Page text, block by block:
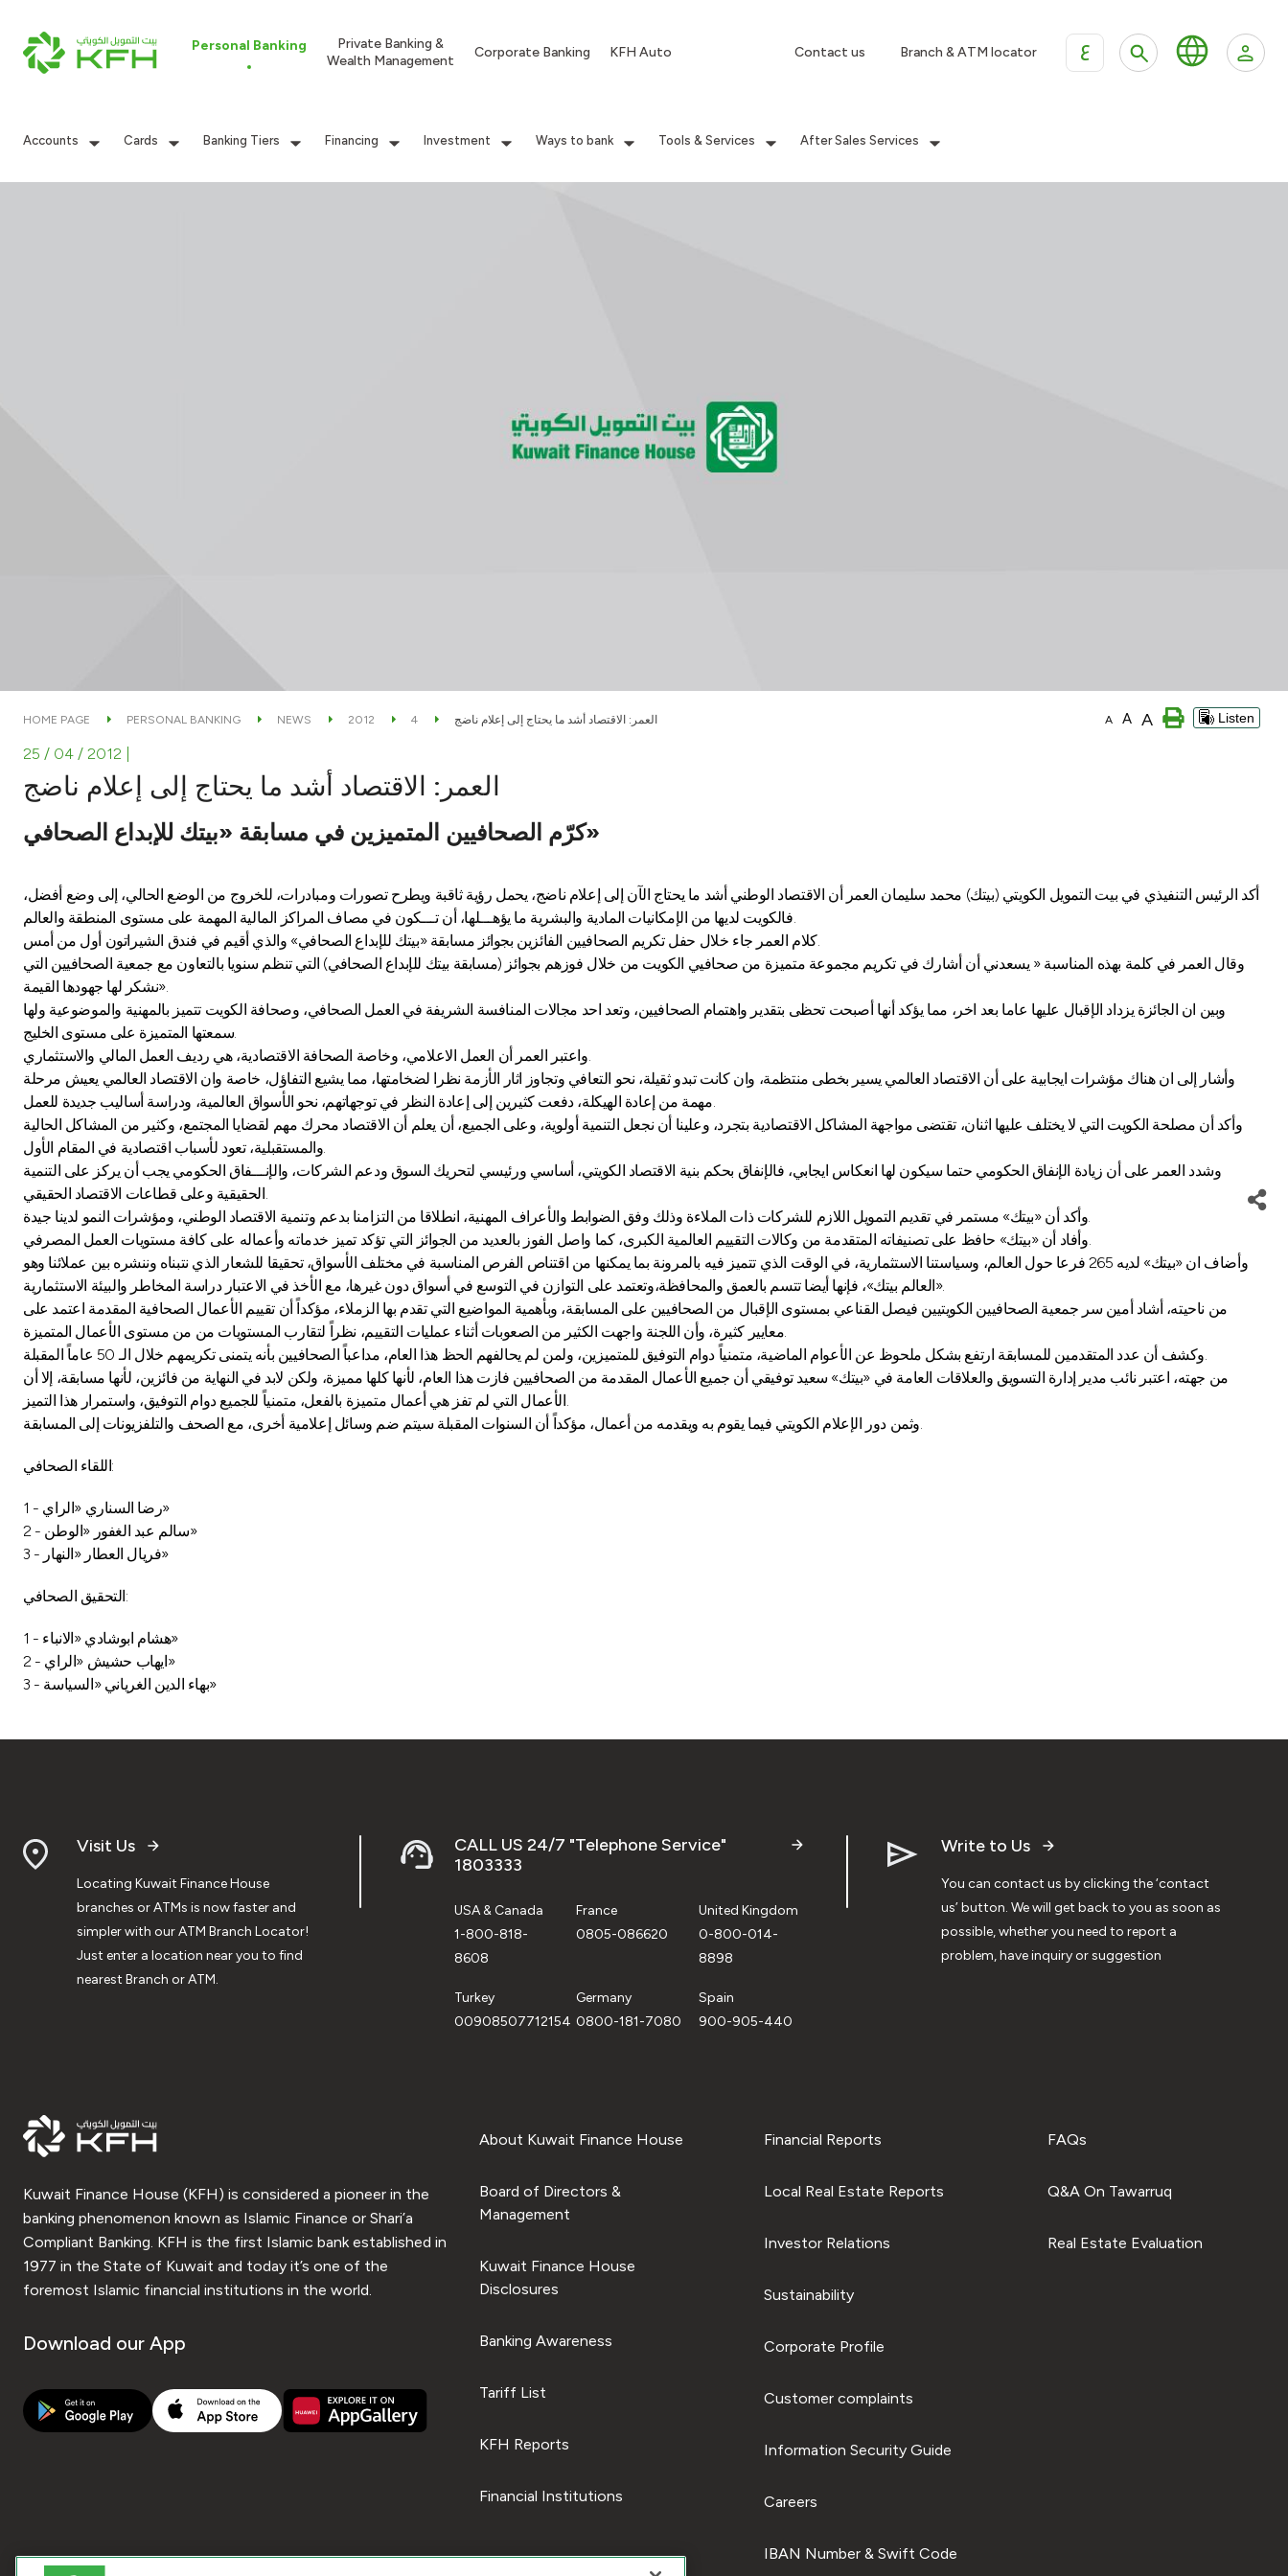
Personal Banking
Private Banking &
Wealth Management
Corporate Banking KFH Auto Contact us Branch & ATM locator ع
Accounts Cards Banking Tiers Financing Investment Ways to bank Tools & Services After Sales Services
HOME PAGE PERSONAL BANKING NEWS 2012 4 العمر: الاقتصاد أشد ما يحتاج إلى إعلام ناضج A A A Listen
25 / 04 / 2012
العمر: الاقتصاد أشد ما يحتاج إلى إعلام ناضج
كرّم الصحافيين المتميزين في مسابقة «بيتك للإبداع الصحافي»
أكد الرئيس التنفيذي في بيت التمويل الكويتي (بيتك) محمد سليمان العمر أن الاقتصاد الوطني أشد ما يحتاج الآن إلى إعلام ناضج، يحمل رؤية ثاقبة ويطرح تصورات ومبادرات، للخروج من الوضع الحالي، إلى وضع أفضل،
فالكويت لديها من الإمكانيات المادية والبشرية ما يؤهـــلها، أن تـــكون في مصاف المراكز المالية المهمة على مستوى المنطقة والعالم.
كلام العمر جاء خلال حفل تكريم الصحافيين الفائزين بجوائز مسابقة «بيتك للإبداع الصحافي» والذي أقيم في فندق الشيراتون أول من أمس.
وقال العمر في كلمة بهذه المناسبة « يسعدني أن أشارك في تكريم مجموعة متميزة من صحافيي الكويت من خلال فوزهم بجوائز (مسابقة بيتك للإبداع الصحافي) التي تنظم سنويا بالتعاون مع جمعية الصحافيين التي
نشكر لها جهودها القيمة».
وبين ان الجائزة يزداد الإقبال عليها عاما بعد اخر، مما يؤكد أنها أصبحت تحظى بتقدير واهتمام الصحافيين، وتعد احد مجالات المنافسة الشريفة في العمل الصحافي، وصحافة الكويت تتميز بالمهنية والموضوعية ولها
سمعتها المتميزة على مستوى الخليج.
واعتبر العمر أن العمل الاعلامي، وخاصة الصحافة الاقتصادية، هي رديف العمل المالي والاستثماري.
وأشار إلى ان هناك مؤشرات ايجابية على أن الاقتصاد العالمي يسير بخطى منتظمة، وان كانت تبدو ثقيلة، نحو التعافي وتجاوز اثار الأزمة نظرا لضخامتها، مما يشيع التفاؤل، خاصة وان الاقتصاد العالمي يعيش مرحلة
مهمة من إعادة الهيكلة، دفعت كثيرين إلى إعادة النظر في توجهاتهم، نحو الأسواق العالمية، ودراسة أساليب جديدة للعمل.
وأكد أن مصلحة الكويت التي لا يختلف عليها اثنان، تقتضى مواجهة المشاكل الاقتصادية بتجرد، وعلينا أن نجعل التنمية أولوية، وعلى الجميع، أن يعلم أن الاقتصاد محرك مهم لقضايا المجتمع، وكثير من المشاكل الحالية
والمستقبلية، تعود لأسباب اقتصادية في المقام الأول.
وشدد العمر على أن زيادة الإنفاق الحكومي حتما سيكون لها انعكاس ايجابي، فالإنفاق بحكم بنية الاقتصاد الكويتي، أساسي ورئيسي لتحريك السوق ودعم الشركات، والإنـــفاق الحكومي يجب أن يركز على التنمية
الحقيقية وعلى قطاعات الاقتصاد الحقيقي.
وأكد أن «بيتك» مستمر في تقديم التمويل اللازم للشركات ذات الملاءة وذلك وفق الضوابط والأعراف المهنية، انطلاقا من التزامنا بدعم وتنمية الاقتصاد الوطني، ومؤشرات النمو لدينا جيدة.
وأفاد أن «بيتك» حافظ على تصنيفاته المتقدمة من وكالات التقييم العالمية الكبرى، كما واصل الفوز بالعديد من الجوائز التي تؤكد تميز خدماته وأعماله على كافة مستويات العمل المصرفي.
وأضاف ان «بيتك» لديه 265 فرعا حول العالم، وسياستنا الاستثمارية، في الوقت الذي تتميز فيه بالمرونة بما يمكنها من اقتناص الفرص المناسبة في مختلف الأسواق، تحقيقا للشعار الذي نتبناه وننشره بين عملائنا وهو
«العالم بيتك»، فإنها أيضا تتسم بالعمق والمحافظة،وتعتمد على التوازن في التوسع في أسواق دون غيرها، مع الأخذ في الاعتبار دراسة المخاطر والبيئة الاستثمارية.
من ناحيته، أشاد أمين سر جمعية الصحافيين الكويتيين فيصل القناعي بمستوى الإقبال من الصحافيين على المسابقة، وبأهمية المواضيع التي تقدم بها الزملاء، مؤكداً أن تقييم الأعمال الصحافية المقدمة اعتمد على
معايير كثيرة، وأن اللجنة واجهت الكثير من الصعوبات أثناء عمليات التقييم، نظراً لتقارب المستويات من من مستوى الأعمال المتميزة.
وكشف أن عدد المتقدمين للمسابقة ارتفع بشكل ملحوظ عن الأعوام الماضية، متمنياً دوام التوفيق للمتميزين، ولمن لم يحالفهم الحظ هذا العام، مداعباً الصحافيين بأنه يتمنى تكريمهم خلال الـ 50 عاماً المقبلة.
من جهته، اعتبر نائب مدير إدارة التسويق والعلاقات العامة في «بيتك» سعيد توفيقي أن جميع الأعمال المقدمة من الصحافيين فازت هذا العام، لأنها كلها مميزة، ولكن لابد في النهاية من فائزين، لأنها مسابقة، إلا أن
الأعمال التي لم تفز هي أعمال متميزة بالفعل، متمنياً للجميع دوام التوفيق، واستمرار هذا التميز.
وثمن دور الإعلام الكويتي فيما يقوم به ويقدمه من أعمال، مؤكداً أن السنوات المقبلة سيتم ضم وسائل إعلامية أخرى، مع الصحف والتلفزيونات إلى المسابقة.
اللقاء الصحافي:
1 - رضا السناري «الراي»
2 - سالم عبد الغفور «الوطن»
3 - فريال العطار «النهار»
التحقيق الصحافي:
1 - هشام ابوشادي «الانباء»
2 - ايهاب حشيش «الراي»
3 - بهاء الدين الغرياني «السياسة»
Visit Us
Locating Kuwait Finance House
branches or ATMs is now faster and
simpler with our ATM Branch Locator!
Just enter a location near you to find
nearest Branch or ATM.
CALL US 24/7 "Telephone Service"
1803333
USA & Canada
1-800-818-
8608
France
0805-086620
United Kingdom
0-800-014-
8898
Turkey
00908507712154
Germany
0800-181-7080
Spain
900-905-440
Write to Us
You can contact us by clicking the ‘contact
us’ button. We will get back to you as soon as
possible, whether you need to report a
problem, have inquiry or suggestion
Kuwait Finance House (KFH) is considered a pioneer in the
banking phenomenon known as Islamic Finance or Shari’a
Compliant Banking. KFH is the first Islamic bank established in
1977 in the State of Kuwait and today it’s one of the
foremost Islamic financial institutions in the world.
Download our App
About Kuwait Finance House
Board of Directors &
Management
Kuwait Finance House
Disclosures
Banking Awareness
Tariff List
KFH Reports
Financial Institutions
Financial Reports
Local Real Estate Reports
Investor Relations
Sustainability
Corporate Profile
Customer complaints
Information Security Guide
Careers
IBAN Number & Swift Code
FAQs
Q&A On Tawarruq
Real Estate Evaluation